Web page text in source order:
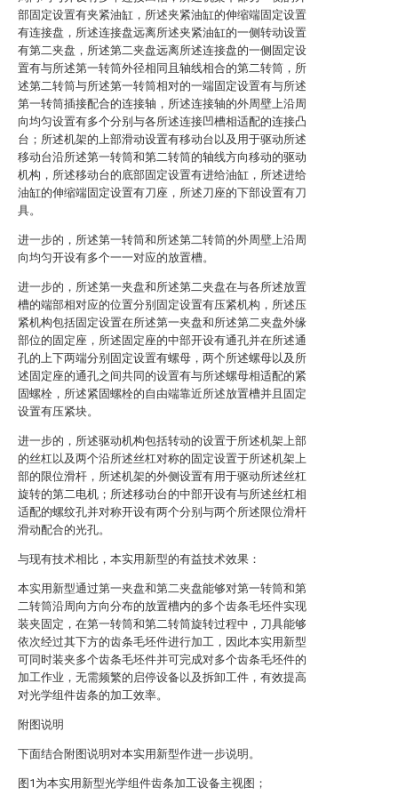
部固定设置有夹紧油缸，所述夹紧油缸的伸缩端固定设置
有连接盘，所述连接盘远离所述夹紧油缸的一侧转动设置
有第二夹盘，所述第二夹盘远离所述连接盘的一侧固定设
置有与所述第一转筒外径相同且轴线相合的第二转筒，所
述第二转筒与所述第一转筒相对的一端固定设置有与所述
第一转筒插接配合的连接轴，所述连接轴的外周壁上沿周
向均匀设置有多个分别与各所述连接凹槽相适配的连接凸
台；所述机架的上部滑动设置有移动台以及用于驱动所述
移动台沿所述第一转筒和第二转筒的轴线方向移动的驱动
机构，所述移动台的底部固定设置有进给油缸，所述进给
油缸的伸缩端固定设置有刀座，所述刀座的下部设置有刀
具。
进一步的，所述第一转筒和所述第二转筒的外周壁上沿周
向均匀开设有多个一一对应的放置槽。
进一步的，所述第一夹盘和所述第二夹盘在与各所述放置
槽的端部相对应的位置分别固定设置有压紧机构，所述压
紧机构包括固定设置在所述第一夹盘和所述第二夹盘外缘
部位的固定座，所述固定座的中部开设有通孔并在所述通
孔的上下两端分别固定设置有螺母，两个所述螺母以及所
述固定座的通孔之间共同的设置有与所述螺母相适配的紧
固螺栓，所述紧固螺栓的自由端靠近所述放置槽并且固定
设置有压紧块。
进一步的，所述驱动机构包括转动的设置于所述机架上部
的丝杠以及两个沿所述丝杠对称的固定设置于所述机架上
部的限位滑杆，所述机架的外侧设置有用于驱动所述丝杠
旋转的第二电机；所述移动台的中部开设有与所述丝杠相
适配的螺纹孔并对称开设有两个分别与两个所述限位滑杆
滑动配合的光孔。
与现有技术相比，本实用新型的有益技术效果：
本实用新型通过第一夹盘和第二夹盘能够对第一转筒和第
二转筒沿周向方向分布的放置槽内的多个齿条毛坯件实现
装夹固定，在第一转筒和第二转筒旋转过程中，刀具能够
依次经过其下方的齿条毛坯件进行加工，因此本实用新型
可同时装夹多个齿条毛坯件并可完成对多个齿条毛坯件的
加工作业，无需频繁的启停设备以及拆卸工件，有效提高
对光学组件齿条的加工效率。
附图说明
下面结合附图说明对本实用新型作进一步说明。
图1为本实用新型光学组件齿条加工设备主视图；